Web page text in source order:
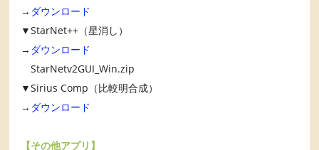
→ ダウンロード
▼StarNet++（星消し）
→ ダウンロード
StarNetv2GUI_Win.zip
▼Sirius Comp（比較明合成）
→ ダウンロード
【その他アプリ】